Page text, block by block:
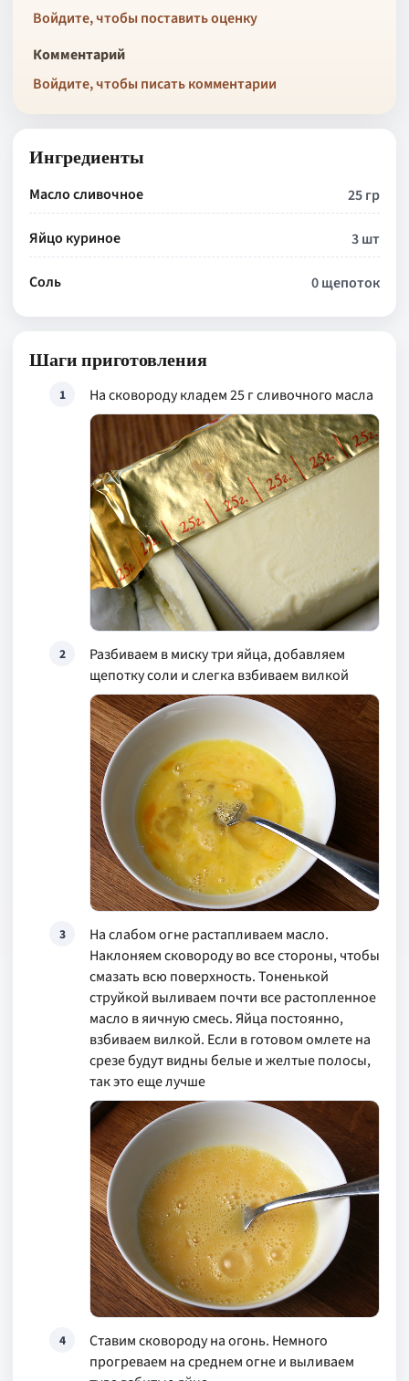
Войдите, чтобы поставить оценку
Комментарий
Войдите, чтобы писать комментарии
Ингредиенты
Масло сливочное 25 гр
Яйцо куриное 3 шт
Соль 0 щепоток
Шаги приготовления
1 На сковороду кладем 25 г сливочного масла
2
Разбиваем в миску три яйца, добавляем
щепотку соли и слегка взбиваем вилкой
3
На слабом огне растапливаем масло.
Наклоняем сковороду во все стороны, чтобы
смазать всю поверхность. Тоненькой
струйкой выливаем почти все растопленное
масло в яичную смесь. Яйца постоянно,
взбиваем вилкой. Если в готовом омлете на
срезе будут видны белые и желтые полосы,
так это еще лучше
4
Ставим сковороду на огонь. Немного
прогреваем на среднем огне и выливаем